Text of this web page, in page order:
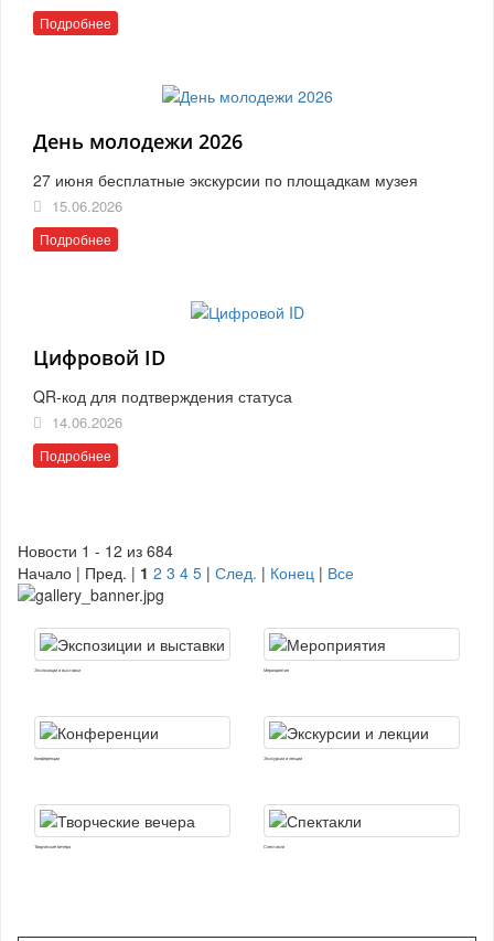
Подробнее
День молодежи 2026
27 июня бесплатные экскурсии по площадкам музея
15.06.2026
Подробнее
Цифровой ID
QR-код для подтверждения статуса
14.06.2026
Подробнее
Новости 1 - 12 из 684
Начало | Пред. | 1 2 3 4 5 | След. | Конец | Все
Экспозиции и выставки Мероприятия
Конференции Экскурсии и лекции
Творческие вечера Спектакли